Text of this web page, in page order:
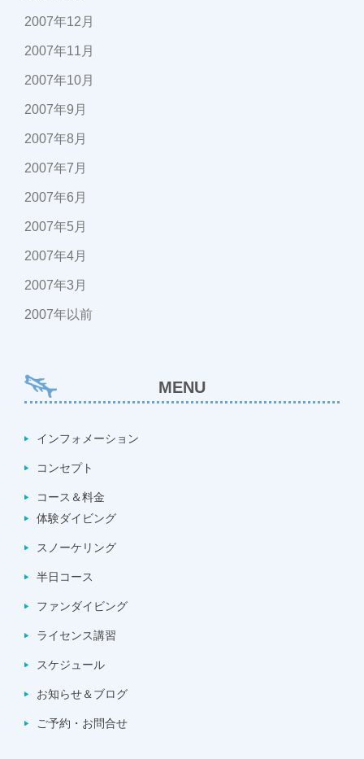
2007年12月
2007年11月
2007年10月
2007年9月
2007年8月
2007年7月
2007年6月
2007年5月
2007年4月
2007年3月
2007年以前
MENU
インフォメーション
コンセプト
コース＆料金
体験ダイビング
スノーケリング
半日コース
ファンダイビング
ライセンス講習
スケジュール
お知らせ＆ブログ
ご予約・お問合せ